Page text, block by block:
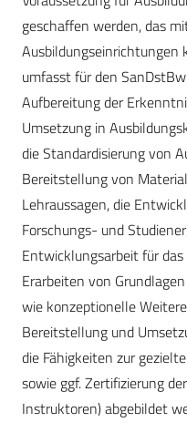
geschaffen werden, das
Ausbildungseinrichtungen
umfasst für den
Aufbereitung der
Umsetzung in
die Standardisierung von
Bereitstellung von
Lehraussagen, die
Forschungs- und
Entwicklungsarbeit für
Erarbeiten von
wie konzeptionelle
Bereitstellung und
die Fähigkeiten zur
sowie ggf. Zertifizierung
Instruktoren) abgebildet